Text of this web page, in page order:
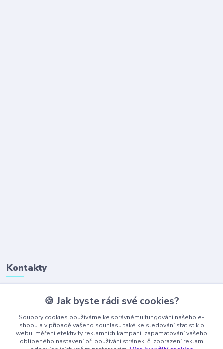
Kontakty
+420 777 323 641
(Po-Pá, 8-16 hod.)
obchod@ajaxshop.cz
🍪 Jak byste rádi své cookies?
Soubory cookies používáme ke správnému fungování našeho e-
shopu a v případě vašeho souhlasu také ke sledování statistik o
webu, měření efektivity reklamních kampaní, zapamatování vašeho
oblíbeného nastavení při používání stránek, či zobrazení reklam